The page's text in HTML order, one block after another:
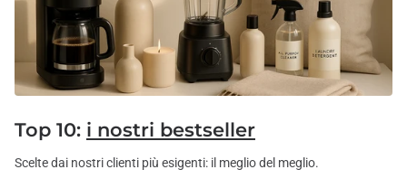
Top 10: i nostri bestseller
Scelte dai nostri clienti più esigenti: il meglio del meglio.